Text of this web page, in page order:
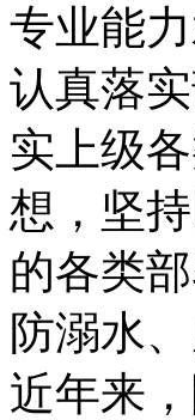
专业能力
认真落
实上级
想，坚
的各类
防溺水
近年来